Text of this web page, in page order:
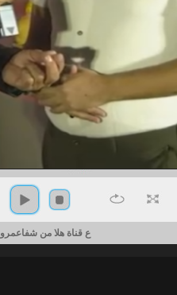
ع قناة هلا من شفاعمرو 5.1.2023